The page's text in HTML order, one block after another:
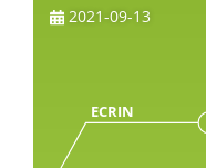
2021-09-13
ECRIN